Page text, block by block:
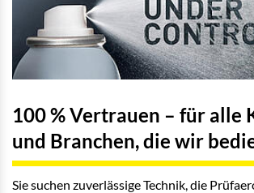
100 % Vertrauen – für alle
und Branchen, die wir
Sie suchen zuverlässige Technik, die